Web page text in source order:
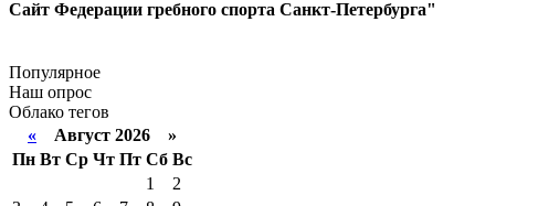
Сайт Федерации гребного спорта Санкт-Петербурга"
Популярное
Наш опрос
Облако тегов
« Август 2026 »
Пн Вт Ср Чт Пт Сб Вс
1
2